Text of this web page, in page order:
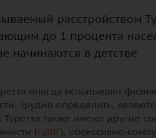
расстройством
до 1 процента
начинаются в детстве
иногда испытывают
Трудно определить,
также имеют другие
(СДВГ), обсессивно-